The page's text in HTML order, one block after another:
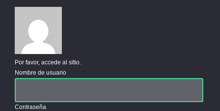
Por favor, accede al sitio.
Nombre de usuario
Contraseña